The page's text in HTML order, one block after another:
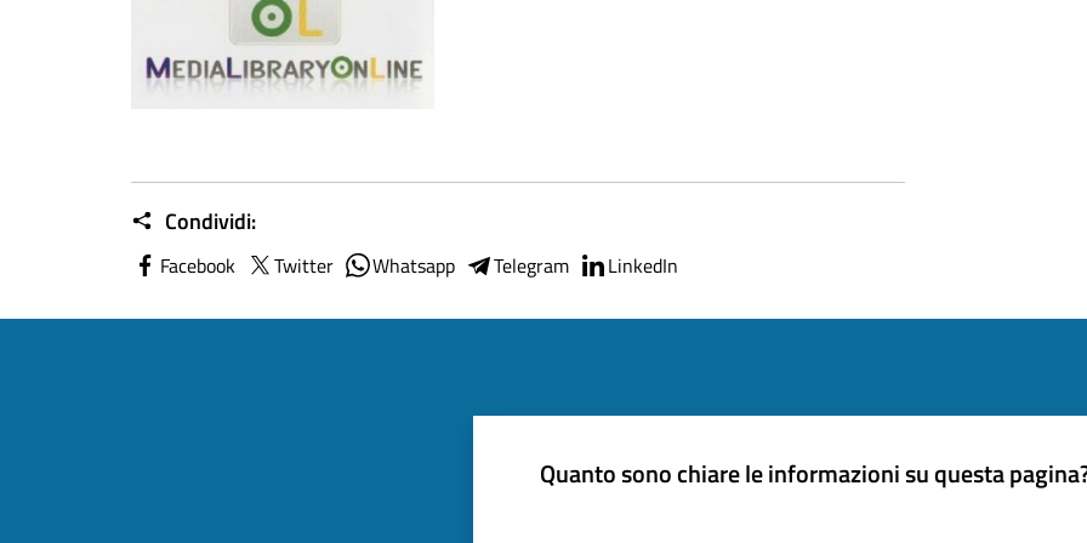
Condividi:
Facebook Twitter Whatsapp Telegram LinkedIn
Quanto sono chiare le informazioni su questa